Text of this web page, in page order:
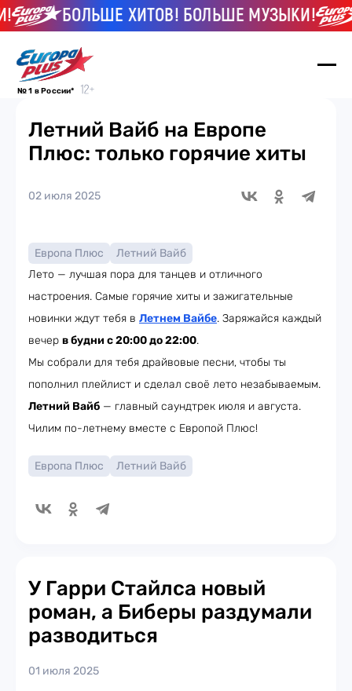
БОЛЬШЕ ХИТОВ! БОЛЬШЕ МУЗЫКИ!
№ 1 в России*
Летний Вайб на Европе
Плюс: только горячие хиты
02 июля 2025
Европа Плюс
Летний Вайб
Лето — лучшая пора для танцев и отличного
настроения. Самые горячие хиты и зажигательные
новинки ждут тебя в Летнем Вайбе. Заряжайся каждый
вечер в будни с 20:00 до 22:00.
Мы собрали для тебя драйвовые песни, чтобы ты
пополнил плейлист и сделал своё лето незабываемым.
Летний Вайб — главный саундтрек июля и августа.
Чилим по-летнему вместе с Европой Плюс!
Европа Плюс Летний Вайб
У Гарри Стайлса новый
роман, а Биберы раздумали
разводиться
01 июля 2025